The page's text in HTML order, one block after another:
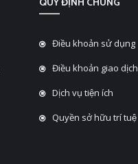
Điều khoản sử dụng
Điều khoản giao dịch
Dịch vụ tiện ích
Quyền sở hữu trí tuệ